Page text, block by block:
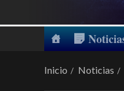
Inicio Noticias